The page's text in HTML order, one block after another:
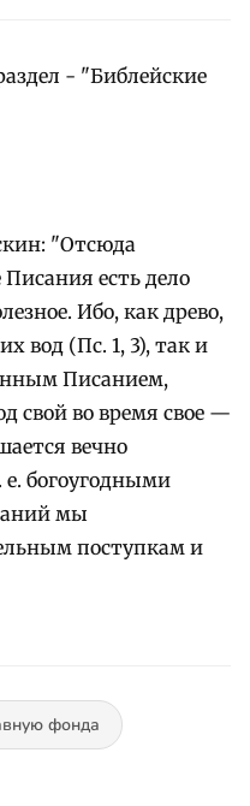
- "Библейские
"Отсюда
есть дело
Ибо, как древо,
вод (Пс. 1, 3), так и
Писанием,
свой во время свое —
вечно
богоугодными
мы
поступкам и
фонда